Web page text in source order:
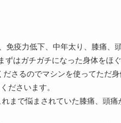
免疫力低下、中年太り、膝痛、
ずはガチガチになった身体をほ
さるのでマシンを使ってただ
ださいます。
まで悩まされていた膝痛、頭